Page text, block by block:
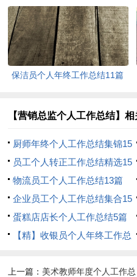
15篇)
保洁员个人年终工作总结11篇
【营销总监个人工作总结】相
厨师年终个人工作总结集锦15
篇员工个人转正工作总结精选15
篇物流员工个人工作总结13篇
企业员工个人工作总结集合15
篇蛋糕店店长个人工作总结5篇
【精】收银员个人年终工作总
上一篇： 美术教师年度个人工作总